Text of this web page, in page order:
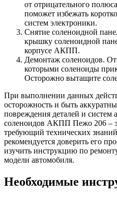
от отрицательного
поможет избежать
систем электроники.
Снятие соленоидной
крышку соленоидной
корпусе АКПП.
Демонтаж соленоидов.
которыми соленоиды
Осторожно вытащите
При выполнении данных
осторожность и быть
повреждения деталей и систем
соленоидов АКПП Пежо 206 –
требующий технических
рекомендуется доверить его
изучить инструкцию по
модели автомобиля.
Необходимые